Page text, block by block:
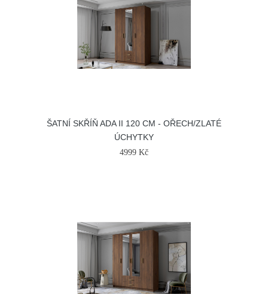
ŠATNÍ SKŘÍŇ ADA II 120 CM - OŘECH/ZLATÉ
ÚCHYTKY
4999 Kč